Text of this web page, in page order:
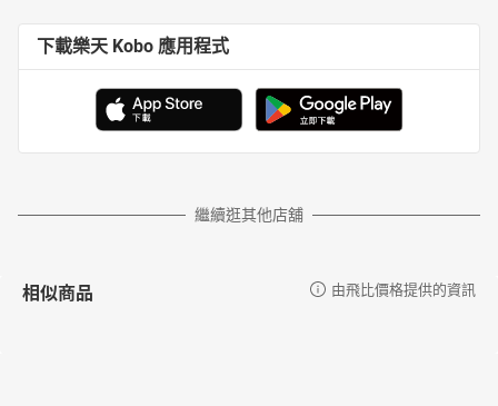
下載樂天 Kobo 應用程式
繼續逛其他店舖
相似商品 由飛比價格提供的資訊